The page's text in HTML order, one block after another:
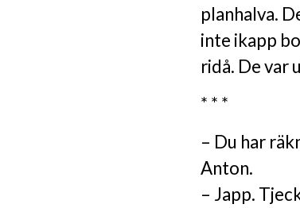
planhalva.
inte ikapp
ridå. De var
* * *
– Du har
Anton.
– Japp.